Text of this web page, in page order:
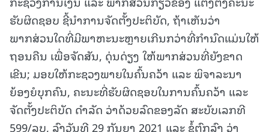
ຮັບຜິດຊອບ ຊີ້ນໍາການຈັດຕັ້ງປະຕິບັດ, ຖ້າເຫັນວ່າ
ພາກສ່ວນໃດທີ່ມີພາຫະນະຫຼາຍເກີນກວ່າທີ່ກໍານົດແມ່ນໃຫ້
ຖອນຄືນ ເພື່ອຈັດສັນ, ດຸ່ນດ່ຽງ ໃຫ້ພາກສ່ວນທີ່ຍັງຂາດ
ເຂີນ; ມອບໃຫ້ກະຊວງພາຍໃນຄົ້ນຄວ້າ ແລະ ພິຈາລະນາ
ຍ້ອງຍໍບຸກຄົນ, ຄະນະທີ່ຮັບຜິດຊອບໃນການຄົ້ນຄວ້າ ແລະ
ຈັດຕັ້ງປະຕິບັດ ດໍາລັດ ວ່າດ້ວຍລົດຂອງລັດ ສະບັບເລກທີ
599/ລບ, ລົງວັນທີ 29 ກັນຍາ 2021 ແລະ ຂໍ້ຕົກລົງ ວ່າ